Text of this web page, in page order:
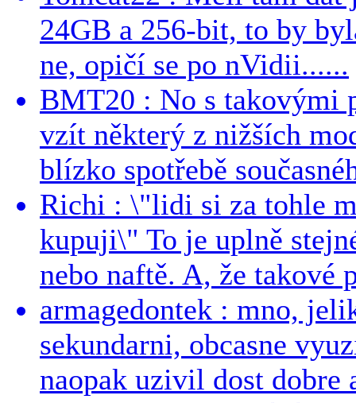
24GB a 256-bit, to by
ne, opičí se po nVidii......
BMT20 : No s takovými
vzít některý z nižších
blízko spotřebě
Richi : \"lidi si za tohle
kupuji\" To je uplně
nebo naftě. A, že takové
armagedontek : mno,
sekundarni, obcasne
naopak uzivil dost dobre